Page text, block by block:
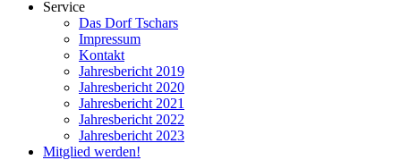
Service
Das Dorf Tschars
Impressum
Kontakt
Jahresbericht 2019
Jahresbericht 2020
Jahresbericht 2021
Jahresbericht 2022
Jahresbericht 2023
Mitglied werden!